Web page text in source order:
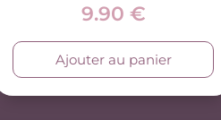
9.90 €
Ajouter au panier